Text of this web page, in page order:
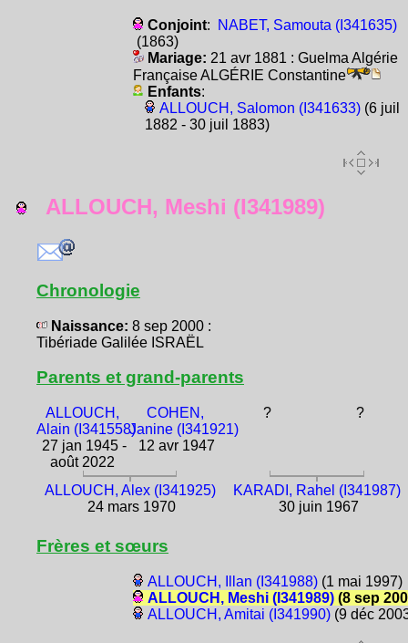
Conjoint:
NABET, Samouta (I341635)
(1863)
Mariage: 21 avr 1881 : Guelma Algérie
Française ALGÉRIE Constantine
Enfants:
ALLOUCH, Salomon (I341633)(6 juil
1882 - 30 juil 1883)
ALLOUCH, Meshi (I341989)
Chronologie
Naissance: 8 sep 2000 :
Tibériade Galilée ISRAËL
Parents et grand-parents
ALLOUCH,
Alain (I341558)
27 jan 1945 -
août 2022
COHEN,
Janine (I341921)
12 avr 1947
? ?
ALLOUCH, Alex (I341925)
24 mars 1970
KARADI, Rahel (I341987)
30 juin 1967
Frères et sœurs
ALLOUCH, Illan (I341988)(1 mai 1997)
ALLOUCH, Meshi (I341989)(8 sep
ALLOUCH, Amitai (I341990)(9 déc